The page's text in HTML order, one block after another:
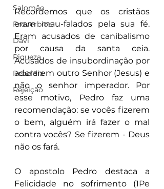
Salomão
Proverbios
Davi
Riqueza
Rebeldia
Rejeição
Recordemos que os cristãos
eram mau-falados pela sua fé.
Eram acusados de canibalismo
por causa da santa ceia.
Acusados de insubordinação por
adorarem outro Senhor (Jesus) e
não o senhor imperador. Por
esse motivo, Pedro faz uma
recomendação: se vocês fizerem
o bem, alguém irá fazer o mal
contra vocês? Se fizerem - Deus
não os fará.
O apostolo Pedro destaca a
Felicidade no sofrimento (1Pe